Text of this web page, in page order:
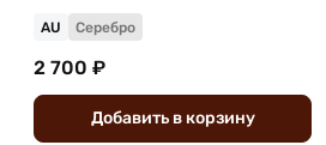
AU Серебро
2 700 ₽
Добавить вкорзину